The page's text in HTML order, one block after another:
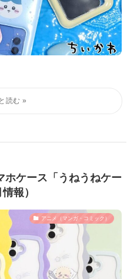
ホケース「うねうねケー
報）
アニメ（マンガ・コミック）